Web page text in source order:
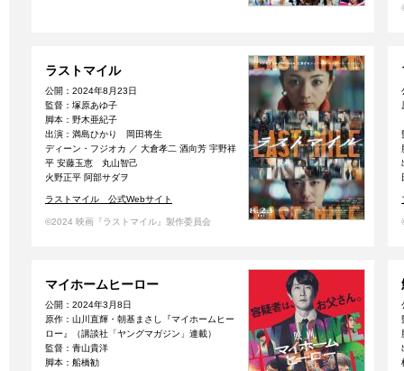
ラストマイル
公開：2024年8月23日
監督：塚原あゆ子
脚本：野木亜紀子
出演：満島ひかり 岡田将生
ディーン・フジオカ ／ 大倉孝二 酒向芳 宇野祥
平 安藤玉恵 丸山智己
火野正平 阿部サダヲ
ラストマイル 公式Webサイト
©︎2024 映画『ラストマイル』製作委員会
マイホームヒーロー
公開：2024年3月8日
原作：山川直輝・朝基まさし『マイホームヒー
ロー』（講談社「ヤングマガジン」連載）
監督：青山貴洋
脚本：船橋勧